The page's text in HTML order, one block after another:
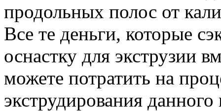
продольных полос от
Все те деньги, которые
оснастку для экструзии
можете потратить на
экструдирования